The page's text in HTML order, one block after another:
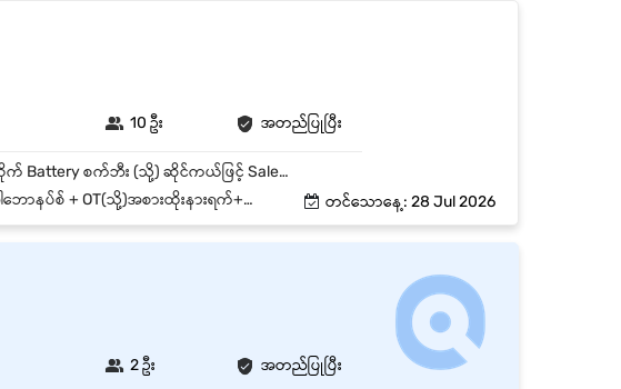
10 ဦး အတည်ပြုပြီး
နေ့စဉ်အရောင်းအတွက် လိုအပ်သော ပစ္စည်းများ ကြိုတင်ပြင်ဆင်ခြင်း နေရာအလိုက် Battery စက်ဘီး (သို့) ဆိုင်ကယ်ဖြင့် Sales Order ကောက်ယူခြင်း သတ်မှတ်ထားသော Sales Target (KPI) ပြည့်မီအောင် ရောင်းချခြင်း နေ့စဉ် တာဝန်များ ပြီးမြောက်အောင် ဆောင်ရွက်ခြင်း Customer Service ကောင်းမွန်စွာ ဆောင်ရွက်ခြင်းနှင့် ကုန်ကြွေး ကောက်ခံခြင်း
+ မနက် ၈:၃၀-၅:၃၀ +တနင်္ဂနွေနှင့် Operation ရုံးပိတ်ရက်များ တင်သောနေ့: 28 Jul 2026
2 ဦး အတည်ပြုပြီး